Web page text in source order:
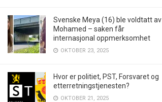
Svenske Meya (16) ble voldtatt av
Mohamed – saken får
internasjonal oppmerksomhet
OKTOBER 23, 2025
Hvor er politiet, PST, Forsvaret og
etterretningstjenesten?
OKTOBER 21, 2025